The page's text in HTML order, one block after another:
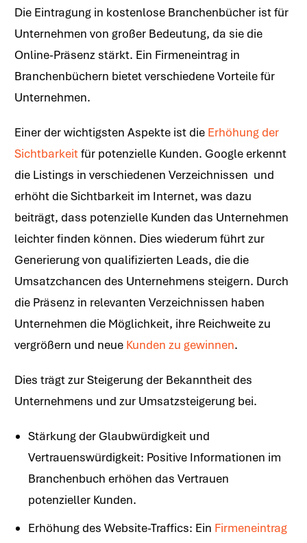
Die Eintragung in kostenlose Branchenbücher ist für
Unternehmen von großer Bedeutung, da sie die
Online-Präsenz stärkt. Ein Firmeneintrag in
Branchenbüchern bietet verschiedene Vorteile für
Unternehmen.
Einer der wichtigsten Aspekte ist die Erhöhung der
Sichtbarkeitfür potenzielle Kunden. Google erkennt
die Listings in verschiedenen Verzeichnissen und
erhöht die Sichtbarkeit im Internet, was dazu
beiträgt, dass potenzielle Kunden das Unternehmen
leichter finden können. Dies wiederum führt zur
Generierung von qualifizierten Leads, die die
Umsatzchancen des Unternehmens steigern. Durch
die Präsenz in relevanten Verzeichnissen haben
Unternehmen die Möglichkeit, ihre Reichweite zu
vergrößern und neue Kunden zu gewinnen.
Dies trägt zur Steigerung der Bekanntheit des
Unternehmens und zur Umsatzsteigerung bei.
Stärkung der Glaubwürdigkeit und
Vertrauenswürdigkeit: Positive Informationen im
Branchenbuch erhöhen das Vertrauen
potenzieller Kunden.
Erhöhung des Website-Traffics: Ein Firmeneintrag